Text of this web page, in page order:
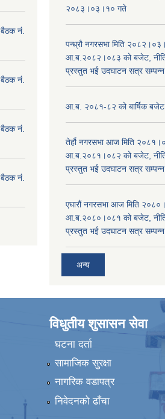
नं.
नं.
नं.
नं.
२०८३।०३।१० गते
पन्ध्रौ नगरसभा मिति
आ.ब.२०८२।०८३ को बजेट, नीति
प्रस्तुत भई उदघाटन सत्र सम्पन्न
आ.ब. २०८१-८२ को बार्षिक बजेट
तेर्हौ नगरसभा आज मिति
आ.ब.२०८१।०८२ को बजेट, नीति
प्रस्तुत भई उदघाटन सत्र सम्पन्न
एघारौं नगरसभा आज मिति
आ.ब.२०८०।०८१ को बजेट, नीति
प्रस्तुत भई उदघाटन सत्र सम्पन्न
अन्य
विधुतीय शुसासन सेवा
घटना दर्ता
सामाजिक सुरक्षा
नागरिक वडापत्र
निवेदनको ढाँचा